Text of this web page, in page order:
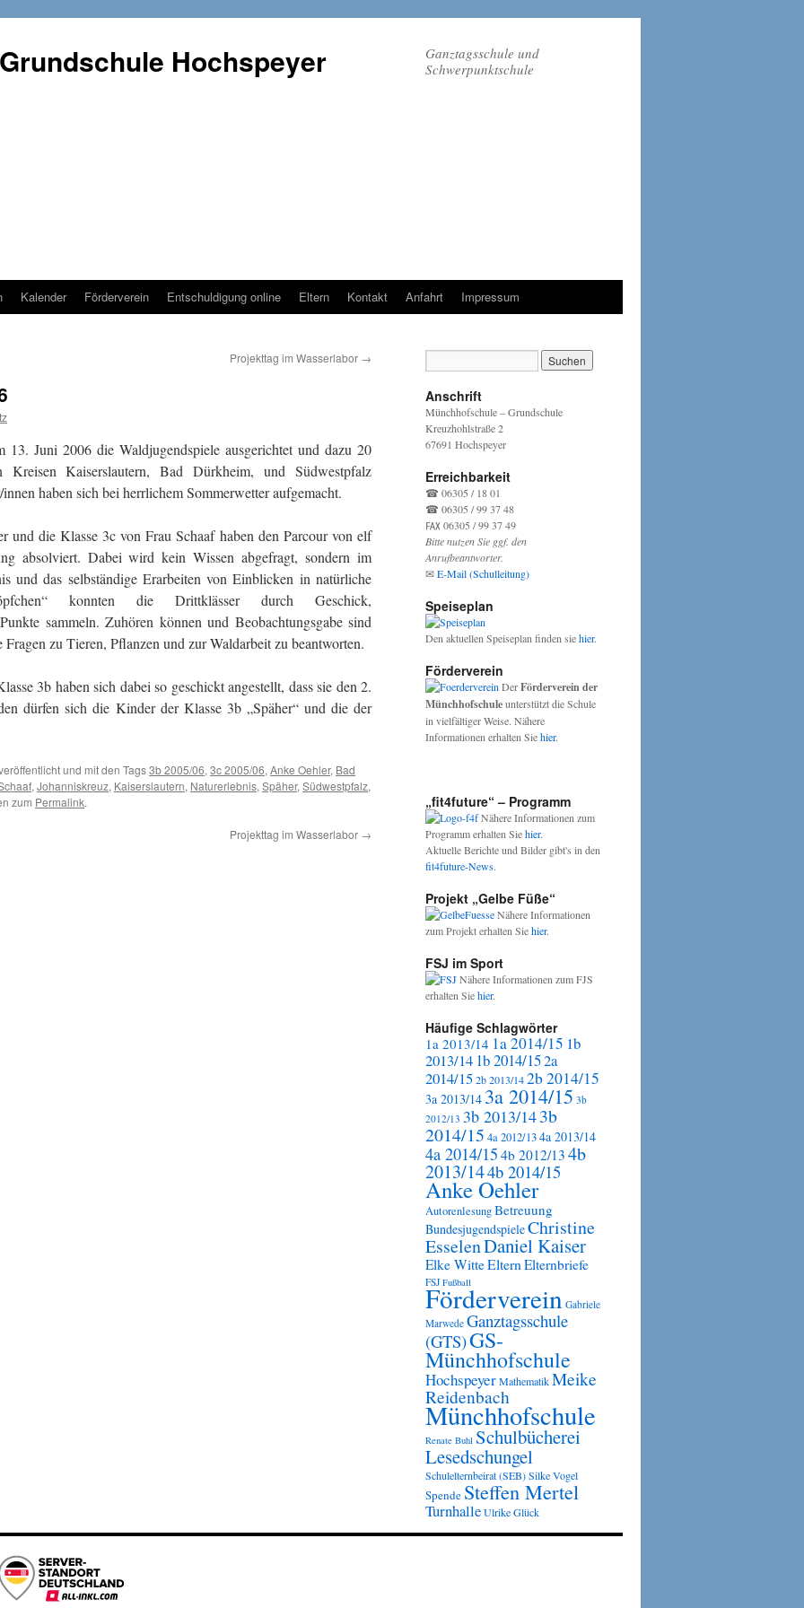
Hochspeyer
Ganztagsschule und
Schwerpunktschule
Kalender Förderverein Entschuldigung online Eltern Kontakt Anfahrt Impressum
Projekttag im Wasserlabor →
13. Juni 2006 die Waldjugendspiele ausgerichtet und dazu 20
Kreisen Kaiserslautern, Bad Dürkheim, und Südwestpfalz
haben sich bei herrlichem Sommerwetter aufgemacht.
und die Klasse 3c von Frau Schaaf haben den Parcour von elf
absolviert. Dabei wird kein Wissen abgefragt, sondern im
und das selbständige Erarbeiten von Einblicken in natürliche
konnten die Drittklässer durch Geschick,
sammeln. Zuhören können und Beobachtungsgabe sind
zu Tieren, Pflanzen und zur Waldarbeit zu beantworten.
3b haben sich dabei so geschickt angestellt, dass sie den 2.
dürfen sich die Kinder der Klasse 3b „Späher“ und die der
und mit den Tags3b 2005/06, 3c 2005/06, Anke Oehler, Bad
, Johanniskreuz, Kaiserslautern, Naturerlebnis, Späher, Südwestpfalz,
zum Permalink.
Projekttag im Wasserlabor →
Anschrift
Münchhofschule – Grundschule
Kreuzhohlstraße 2
67691 Hochspeyer
Erreichbarkeit
☎ 06305 / 18 01
☎ 06305 / 99 37 48
℻ 06305 / 99 37 49
Bitte nutzen Sie ggf. den
Anrufbeantworter.
✉E-Mail (Schulleitung)
Speiseplan
Den aktuellen Speiseplan finden siehier.
Förderverein
DerFörderverein der
Münchhofschuleunterstützt die Schule
in vielfältiger Weise. Nähere
Informationen erhalten Siehier.
„fit4future“ – Programm
Nähere Informationen zum
Programm erhalten Siehier.
Aktuelle Berichte und Bilder gibt's in den
fit4future-News.
Projekt „Gelbe Füße“
Nähere Informationen
zum Projekt erhalten Siehier.
FSJ im Sport
Nähere Informationen zum FJS
erhalten Siehier.
Häufige Schlagwörter
1a 2013/14 1a 2014/15 1b
2013/14 1b 2014/152a
2014/152b 2013/142b 2014/15
3a 2013/14 3a 2014/15 3b
2012/13 3b 2013/143b
2014/15 4a 2012/134a 2013/14
4a 2014/15 4b 2012/13 4b
2013/144b 2014/15
Anke Oehler
AutorenlesungBetreuung
BundesjugendspieleChristine
EsselenDaniel Kaiser
Elke WitteEltern Elternbriefe
FSJ Fußball
Förderverein Gabriele
Marwede Ganztagsschule
(GTS)GS-
Münchhofschule
HochspeyerMathematikMeike
Reidenbach
Münchhofschule
Renate Buhl Schulbücherei
Lesedschungel
Schulelternbeirat (SEB)Silke Vogel
Spende Steffen Mertel
TurnhalleUlrike Glück